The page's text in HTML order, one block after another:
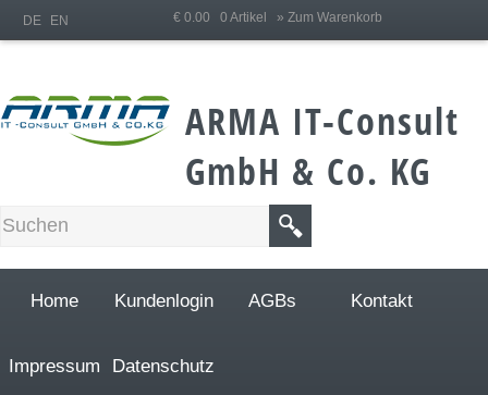
€ 0.00 0 Artikel » Zum Warenkorb
DE EN
ARMA IT-Consult
GmbH & Co. KG
Home Kundenlogin AGBs Kontakt
Impressum Datenschutz